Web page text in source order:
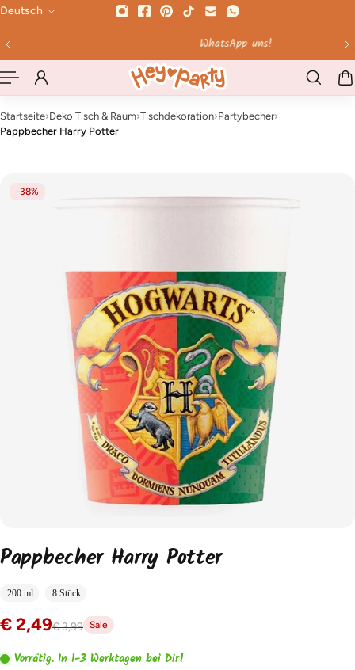
WhatsApp uns!
Deutsch
Startseite›Deko Tisch & Raum›Tischdekoration›Partybecher›
Pappbecher Harry Potter
-38%
Pappbecher Harry Potter
200 ml 8 Stück
€ 2,49€ 3,99 Sale
Vorrätig. In 1-3 Werktagen bei Dir!